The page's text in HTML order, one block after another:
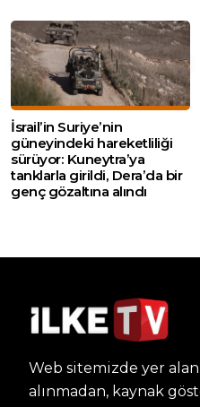
İsrail’in Suriye’nin
güneyindeki hareketliliği
sürüyor: Kuneytra’ya
tanklarla girildi, Dera’da bir
genç gözaltına alındı
Web sitemizde yer
alınmadan, kaynak